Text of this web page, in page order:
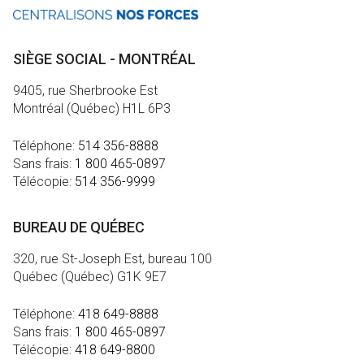
SIÈGE SOCIAL - MONTRÉAL
9405, rue Sherbrooke Est
Montréal (Québec) H1L 6P3
Téléphone: 514 356-8888
Sans frais: 1 800 465-0897
Télécopie: 514 356-9999
BUREAU DE QUÉBEC
320, rue St-Joseph Est, bureau 100
Québec (Québec) G1K 9E7
Téléphone: 418 649-8888
Sans frais: 1 800 465-0897
Télécopie: 418 649-8800